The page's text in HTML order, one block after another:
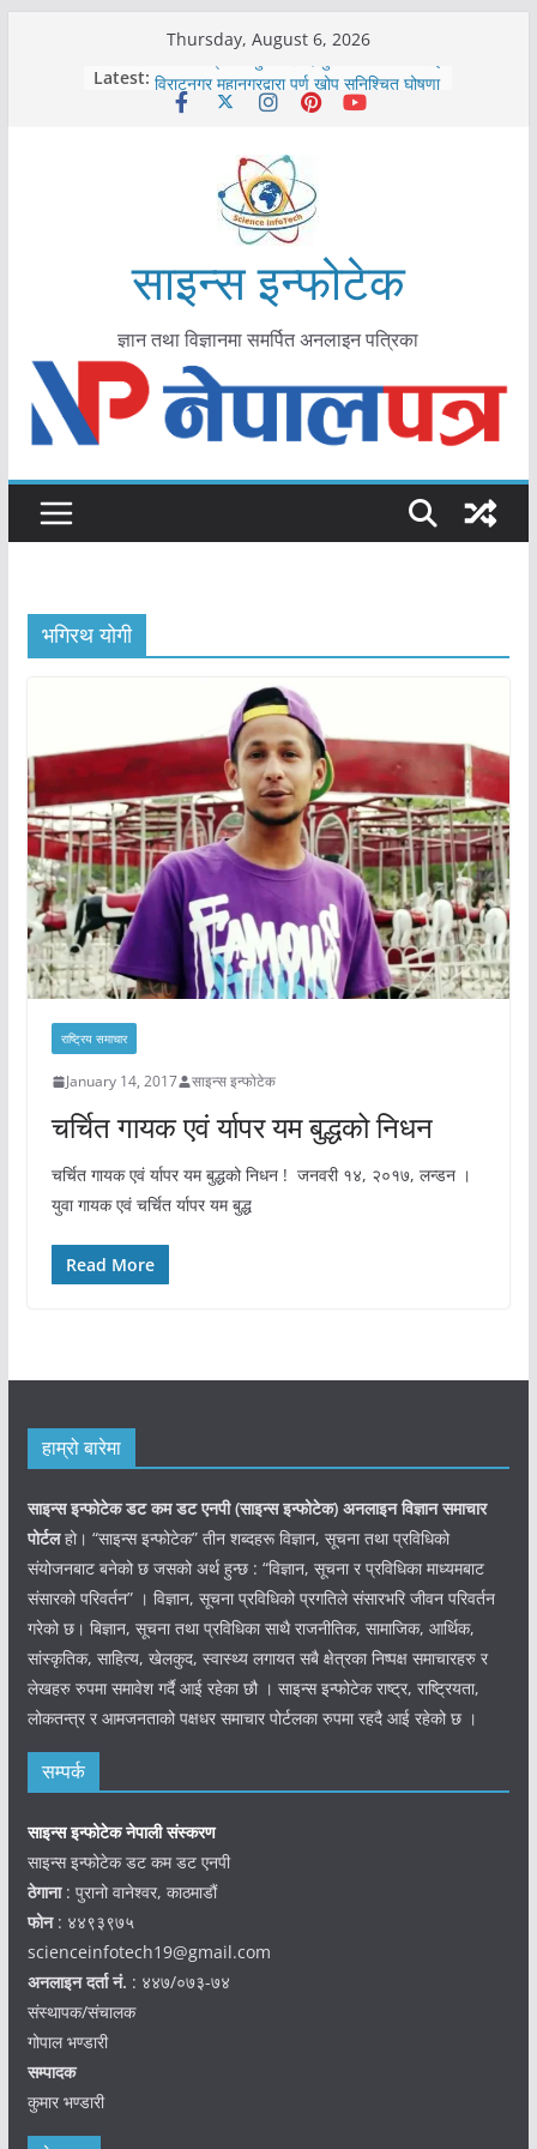
Thursday, August 6, 2026
Latest:
कोरोना संक्रमण पुष्टिपछि दार्चुलाका सीमामा कडाइ
विराटनगर महानगरद्वारा पूर्ण खोप सुनिश्चित घोषणा
तयारी
आयुर्वेद चिकित्सा प्रणालीको भूमिका महत्वपूर्ण छ :
मुख्यमन्त्री शाह
काभ्रेपलाञ्चोकमा आयुर्वेद स्वास्थ्योपचारतर्फ
साइन्स इन्फोटेक
ज्ञान तथा विज्ञानमा समर्पित अनलाइन पत्रिका
भगिरथ योगी
राष्ट्रिय समाचार
January 14, 2017 साइन्स इन्फोटेक
चर्चित गायक एवं र्यापर यम बुद्धको निधन
चर्चित गायक एवं र्यापर यम बुद्धको निधन ! जनवरी १४, २०१७, लन्डन ।
युवा गायक एवं चर्चित र्यापर यम बुद्ध
Read More
हाम्रो बारेमा
साइन्स इन्फोटेक डट कम डट एनपी (साइन्सइन्फोटेक) अनलाइन विज्ञान समाचार
पोर्टलहो। “साइन्स इन्फोटेक” तीन शब्दहरू विज्ञान, सूचना तथा प्रविधिको
संयोजनबाट बनेको छ जसको अर्थ हुन्छ : “विज्ञान, सूचना र प्रविधिका माध्यमबाट
संसारको परिवर्तन” । विज्ञान, सूचना प्रविधिको प्रगतिले संसारभरि जीवन परिवर्तन
गरेको छ। बिज्ञान, सूचना तथा प्रविधिका साथै राजनीतिक, सामाजिक, आर्थिक,
सांस्कृतिक, साहित्य, खेलकुद, स्वास्थ्य लगायत सबै क्षेत्रका निष्पक्ष समाचारहरु र
लेखहरु रुपमा समावेश गर्दै आई रहेका छौ । साइन्स इन्फोटेक राष्ट्र, राष्ट्रियता,
लोकतन्त्र र आमजनताको पक्षधर समाचार पोर्टलका रुपमा रहदै आई रहेको छ ।
सम्पर्क
साइन्स इन्फोटेक नेपाली संस्करण
साइन्स इन्फोटेक डट कम डट एनपी
ठेगाना: पुरानो वानेश्वर, काठमाडौं
फोन: ४४९३९७५
scienceinfotech19@gmail.com
अनलाइन दर्ता नं. : ४४७/०७३-७४
संस्थापक/संचालक
गोपाल भण्डारी
सम्पादक
कुमार भण्डारी